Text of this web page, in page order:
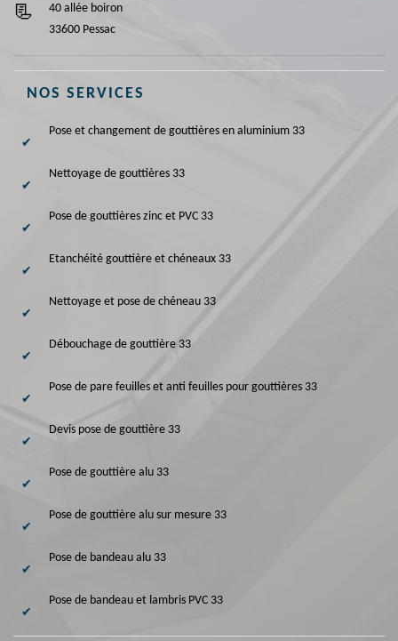
40 allée boiron
33600 Pessac
NOS SERVICES
Pose et changement de gouttières en aluminium 33
Nettoyage de gouttières 33
Pose de gouttières zinc et PVC 33
Etanchéité gouttière et chéneaux 33
Nettoyage et pose de chéneau 33
Débouchage de gouttière 33
Pose de pare feuilles et anti feuilles pour gouttières 33
Devis pose de gouttière 33
Pose de gouttière alu 33
Pose de gouttière alu sur mesure 33
Pose de bandeau alu 33
Pose de bandeau et lambris PVC 33